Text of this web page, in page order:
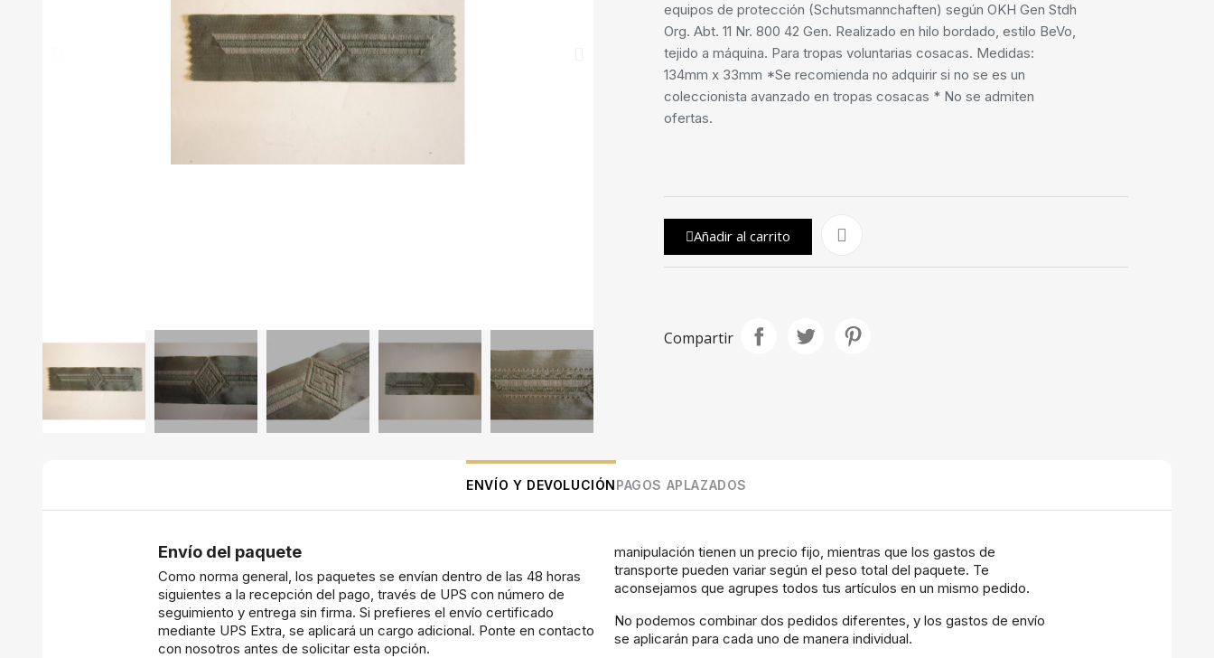
equipos de protección (Schutsmannchaften) según OKH Gen Stdh
Org. Abt. 11 Nr. 800 42 Gen. Realizado en hilo bordado, estilo BeVo,
tejido a máquina. Para tropas voluntarias cosacas. Medidas:
134mm x 33mm *Se recomienda no adquirir si no se es un
coleccionista avanzado en tropas cosacas * No se admiten
ofertas.
Añadir al carrito
Compartir
ENVÍO Y DEVOLUCIÓNPAGOS APLAZADOS
Envío del paquete
Como norma general, los paquetes se envían dentro de las 48 horas
siguientes a la recepción del pago, través de UPS con número de
seguimiento y entrega sin firma. Si prefieres el envío certificado
mediante UPS Extra, se aplicará un cargo adicional. Ponte en contacto
con nosotros antes de solicitar esta opción.
manipulación tienen un precio fijo, mientras que los gastos de
transporte pueden variar según el peso total del paquete. Te
aconsejamos que agrupes todos tus artículos en un mismo pedido.
No podemos combinar dos pedidos diferentes, y los gastos de envío
se aplicarán para cada uno de manera individual.